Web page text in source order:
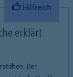
Hilfreich
erklärt
Der